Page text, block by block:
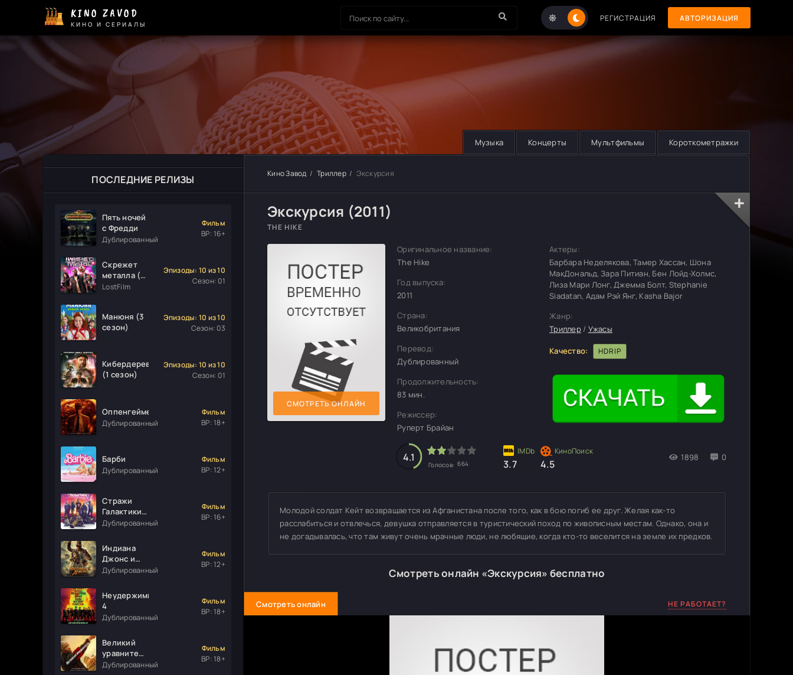
KINO ZAVOD
КИНО И СЕРИАЛЫ
РЕГИСТРАЦИЯ АВТОРИЗАЦИЯ
Музыка Концерты Мультфильмы Короткометражки
ПОСЛЕДНИЕ РЕЛИЗЫ
Пять ночей
с Фредди
Дублированный
Фильм
ВР: 16+
Скрежет
металла (1
сезон)
LostFilm
Эпизоды: 10 из 10
Сезон: 01
Манюня (3
сезон)
Эпизоды: 10 из 10
Сезон: 03
Кибердеревня
(1 сезон)
Эпизоды: 10 из 10
Сезон: 01
Оппенгеймер
Дублированный
Фильм
ВР: 18+
Барби
Дублированный
Фильм
ВР: 12+
Стражи
Галактики.
Часть 3
Дублированный
Фильм
ВР: 16+
Индиана
Джонс и
колесо
Дублированный
Фильм
ВР: 12+
Неудержимые
4
Дублированный
Фильм
ВР: 18+
Великий
уравнитель
3
Дублированный
Фильм
ВР: 18+
Кино Завод Триллер Экскурсия
Экскурсия (2011)
THE HIKE
СМОТРЕТЬ ОНЛАЙН
Оригинальное название:
The Hike
Год выпуска:
2011
Страна:
Великобритания
Перевод:
Дублированный
Продолжительность:
83 мин.
Режиссер:
Руперт Брайан
4.1
Голосов: 664 3.7 4.5
1898 0
Актеры:
Барбара Неделякова, Тамер Хассан, Шона
МакДональд, Зара Питиан, Бен Лойд-Холмс,
Лиза Мари Лонг, Джемма Болт, Stephanie
Siadatan, Адам Рэй Янг, Kasha Bajor
Жанр:
Триллер/ Ужасы
Качество: HDRIP
Молодой солдат Кейт возвращается из Афганистана после того, как в бою погиб ее друг. Желая как-то
расслабиться и отвлечься, девушка отправляется в туристический поход по живописным местам. Однако, она и
не догадывалась, что там живут очень мрачные люди, не любящие, когда кто-то веселится на земле их предков.
Смотреть онлайн «Экскурсия» бесплатно
Смотреть онлайн НЕ РАБОТАЕТ?